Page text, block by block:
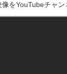
をYouTubeチャ